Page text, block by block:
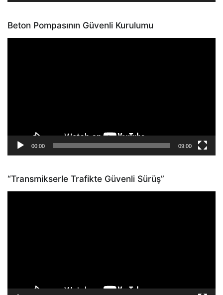
Beton Pompasının Güvenli Kurulumu
00:00 09:00
“Transmikserle Trafikte Güvenli Sürüş”